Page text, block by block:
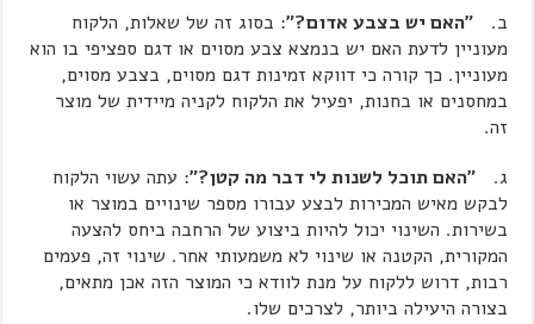
ב."האם יש בצבע אדום?": בסוג זה של שאלות, הלקוח
מעוניין לדעת האם יש בנמצא צבע מסוים או דגם ספציפי בו הוא
מעוניין. כך קורה כי דווקא זמינות דגם מסוים, בצבע מסוים,
במחסנים או בחנות, יפעיל את הלקוח לקניה מיידית של מוצר
זה.
ג."האם תוכל לשנות לי דבר מה קטן?": עתה עשוי הלקוח
לבקש מאיש המכירות לבצע עבורו מספר שינויים במוצר או
בשירות. השינוי יכול להיות ביצוע של הרחבה ביחס להצעה
המקורית, הקטנה או שינוי לא משמעותי אחר. שינוי זה, פעמים
רבות, דרוש ללקוח על מנת לוודא כי המוצר הזה אכן מתאים,
בצורה היעילה ביותר, לצרכים שלו.